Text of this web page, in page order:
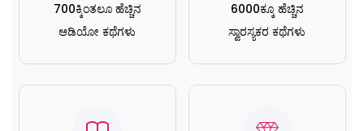
700ಕ್ಕಿಂತಲೂ ಹೆಚ್ಚಿನ
ಆಡಿಯೋ ಕಥೆಗಳು
6000ಕ್ಕೂ ಹೆಚ್ಚಿನ
ಸ್ವಾರಸ್ಯಕರ ಕಥೆಗಳು